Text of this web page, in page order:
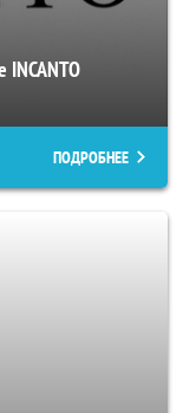
INCANTO
ПОДРОБНЕЕ